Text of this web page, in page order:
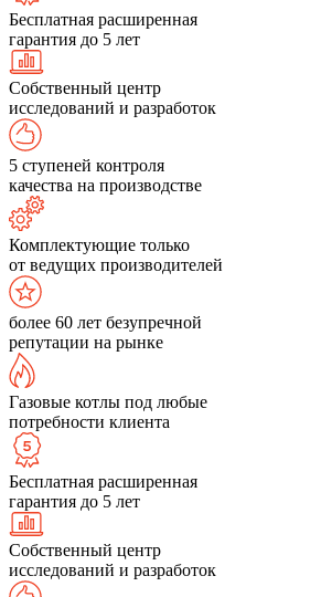
Бесплатная расширенная
гарантия до 5 лет
Собственный центр
исследований и разработок
5 ступеней контроля
качества на производстве
Комплектующие только
от ведущих производителей
более 60 лет безупречной
репутации на рынке
Газовые котлы под любые
потребности клиента
Бесплатная расширенная
гарантия до 5 лет
Собственный центр
исследований и разработок